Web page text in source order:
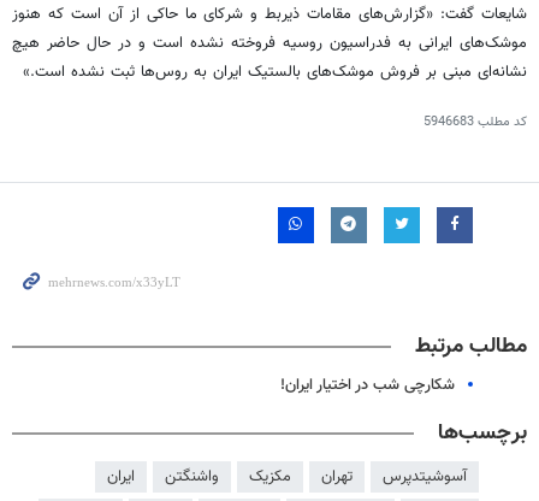
شایعات گفت: «گزارش‌های مقامات ذیربط و شرکای ما حاکی از آن است که هنوز
موشک‌های ایرانی به فدراسیون روسیه فروخته نشده است و در حال حاضر هیچ
نشانه‌ای مبنی بر فروش موشک‌های بالستیک ایران به روس‌ها ثبت نشده است.»
کد مطلب5946683
مطالب مرتبط
شکارچی شب در اختیار ایران!
برچسب‌ها
آسوشیتدپرس تهران مکزیک واشنگتن
ایران